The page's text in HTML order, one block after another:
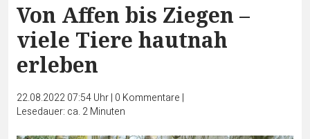
Von Affen bis Ziegen –
viele Tiere hautnah
erleben
22.08.2022 07:54 Uhr| 0 Kommentare |
Lesedauer: ca. 2 Minuten